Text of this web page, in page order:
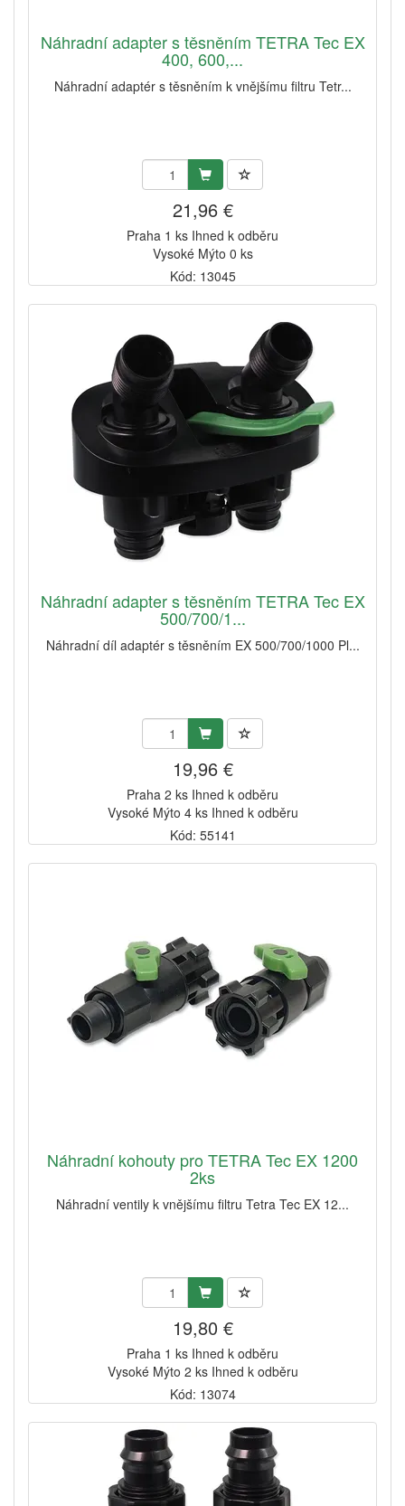
Náhradní adapter s těsněním TETRA Tec EX
400, 600,...
Náhradní adaptér s těsněním k vnějšímu filtru Tetr...
21,96 €
Praha 1 ks Ihned k odběru
Vysoké Mýto 0 ks
Kód: 13045
Náhradní adapter s těsněním TETRA Tec EX
500/700/1...
Náhradní díl adaptér s těsněním EX 500/700/1000 Pl...
19,96 €
Praha 2 ks Ihned k odběru
Vysoké Mýto 4 ks Ihned k odběru
Kód: 55141
Náhradní kohouty pro TETRA Tec EX 1200
2ks
Náhradní ventily k vnějšímu filtru Tetra Tec EX 12...
19,80 €
Praha 1 ks Ihned k odběru
Vysoké Mýto 2 ks Ihned k odběru
Kód: 13074